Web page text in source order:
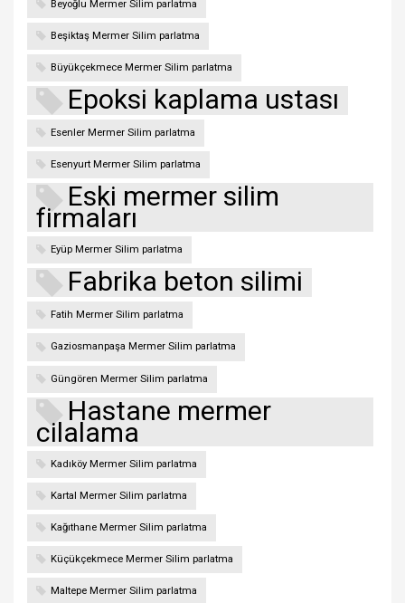
Beyoğlu Mermer Silim parlatma
Beşiktaş Mermer Silim parlatma
Büyükçekmece Mermer Silim parlatma
Epoksi kaplama ustası
Esenler Mermer Silim parlatma
Esenyurt Mermer Silim parlatma
Eski mermer silim
firmaları
Eyüp Mermer Silim parlatma
Fabrika beton silimi
Fatih Mermer Silim parlatma
Gaziosmanpaşa Mermer Silim parlatma
Güngören Mermer Silim parlatma
Hastane mermer
cilalama
Kadıköy Mermer Silim parlatma
Kartal Mermer Silim parlatma
Kağıthane Mermer Silim parlatma
Küçükçekmece Mermer Silim parlatma
Maltepe Mermer Silim parlatma